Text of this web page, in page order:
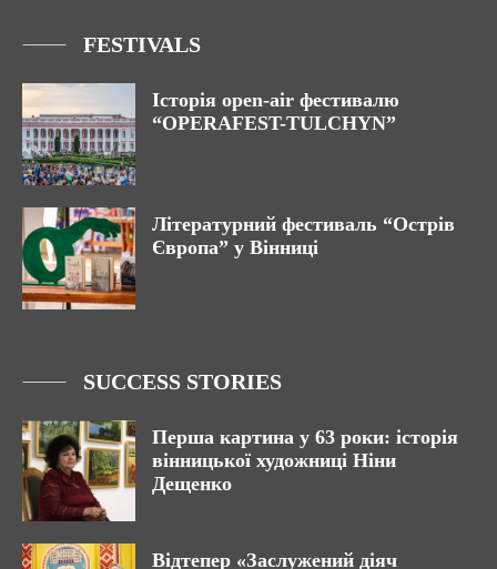
FESTIVALS
Історія open-air фестивалю
“OPERAFEST-TULCHYN”
Літературний фестиваль “Острів
Європа” у Вінниці
SUCCESS STORIES
Перша картина у 63 роки: історія
вінницької художниці Ніни
Дещенко
Відтепер «Заслужений діяч